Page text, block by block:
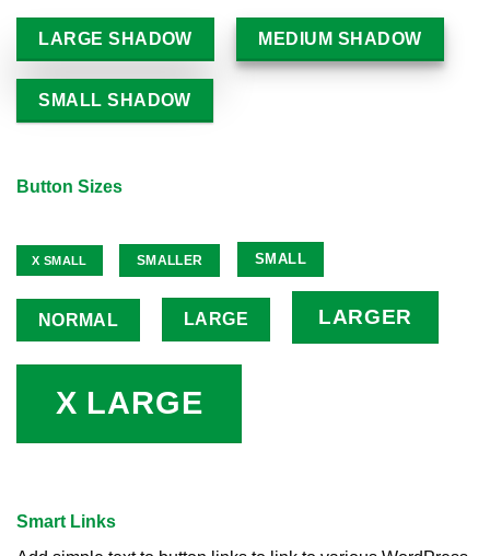
LARGE SHADOW MEDIUM SHADOW
SMALL SHADOW
Button Sizes
X SMALL SMALLER SMALL
NORMAL LARGE LARGER
X LARGE
Smart Links